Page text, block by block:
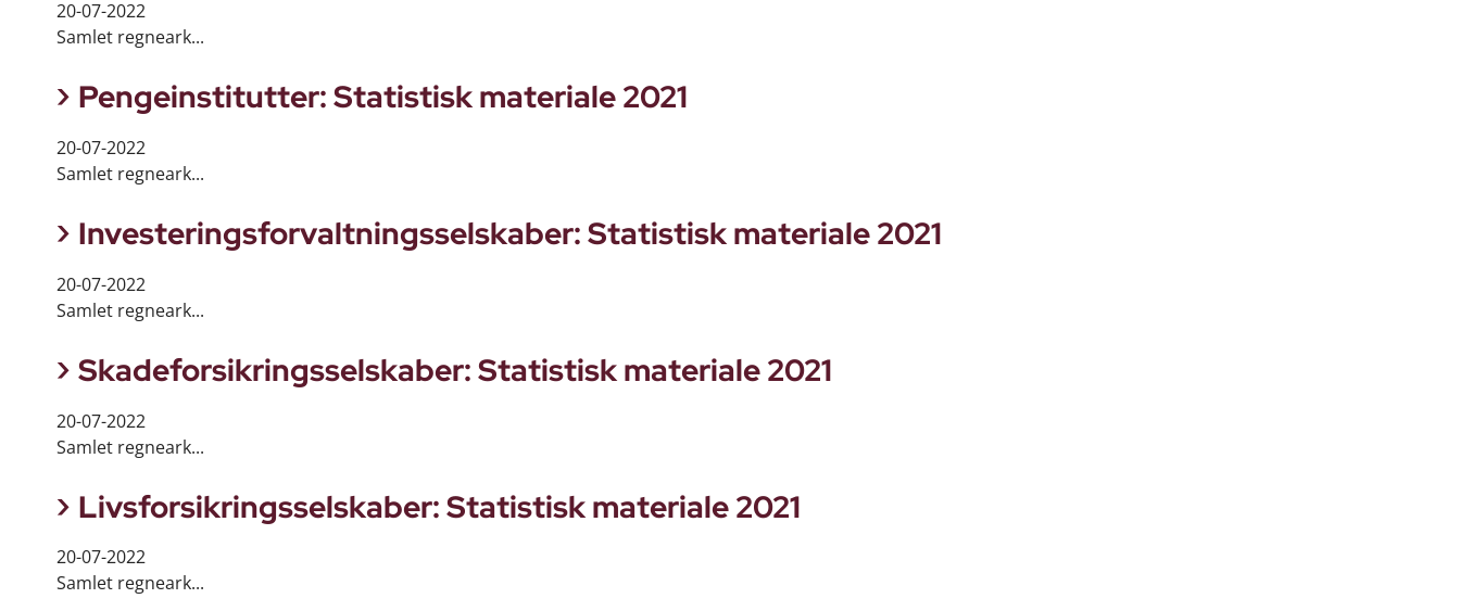
20-07-2022
Samlet regneark...
Pengeinstitutter: Statistisk materiale 2021
20-07-2022
Samlet regneark...
Investeringsforvaltningsselskaber: Statistisk materiale 2021
20-07-2022
Samlet regneark...
Skadeforsikringsselskaber: Statistisk materiale 2021
20-07-2022
Samlet regneark...
Livsforsikringsselskaber: Statistisk materiale 2021
20-07-2022
Samlet regneark...